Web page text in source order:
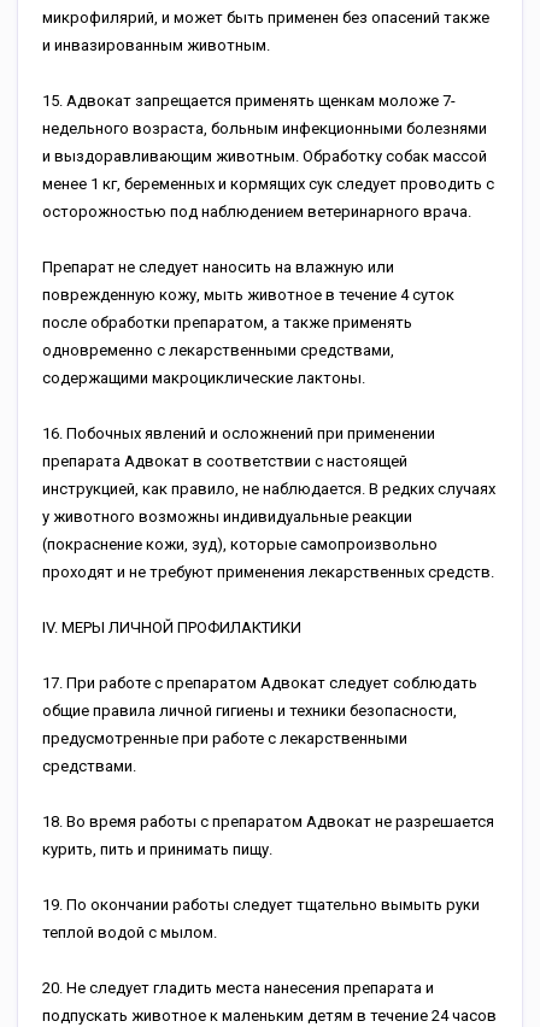
микрофилярий, и может быть применен без опасений также
и инвазированным животным.
15. Адвокат запрещается применять щенкам моложе 7-
недельного возраста, больным инфекционными болезнями
и выздоравливающим животным. Обработку собак массой
менее 1 кг, беременных и кормящих сук следует проводить с
осторожностью под наблюдением ветеринарного врача.
Препарат не следует наносить на влажную или
поврежденную кожу, мыть животное в течение 4 суток
после обработки препаратом, а также применять
одновременно с лекарственными средствами,
содержащими макроциклические лактоны.
16. Побочных явлений и осложнений при применении
препарата Адвокат в соответствии с настоящей
инструкцией, как правило, не наблюдается. В редких случаях
у животного возможны индивидуальные реакции
(покраснение кожи, зуд), которые самопроизвольно
проходят и не требуют применения лекарственных средств.
IV. МЕРЫ ЛИЧНОЙ ПРОФИЛАКТИКИ
17. При работе с препаратом Адвокат следует соблюдать
общие правила личной гигиены и техники безопасности,
предусмотренные при работе с лекарственными
средствами.
18. Во время работы с препаратом Адвокат не разрешается
курить, пить и принимать пищу.
19. По окончании работы следует тщательно вымыть руки
теплой водой с мылом.
20. Не следует гладить места нанесения препарата и
подпускать животное к маленьким детям в течение 24 часов